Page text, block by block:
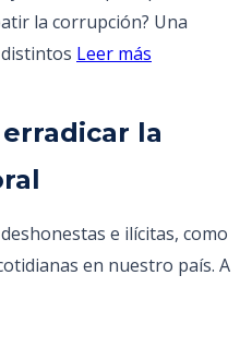
la corrupción? Una
Leer más
la
e ilícitas, como
en nuestro país. A